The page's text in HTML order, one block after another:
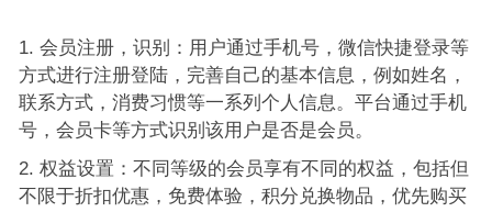
会员注册，识别：用户通过手机号，微信快捷登录等
方式进行注册登陆，完善自己的基本信息，例如姓名，
联系方式，消费习惯等一系列个人信息。平台通过手机
号，会员卡等方式识别该用户是否是会员。
权益设置：不同等级的会员享有不同的权益，包括但
不限于折扣优惠，免费体验，积分兑换物品，优先购买